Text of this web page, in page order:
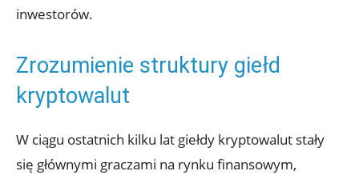
inwestorów.
Zrozumienie‌ struktury giełd
kryptowalut
W‍ ciągu ostatnich kilku lat​ giełdy ​kryptowalut stały
się głównymi graczami na rynku finansowym,